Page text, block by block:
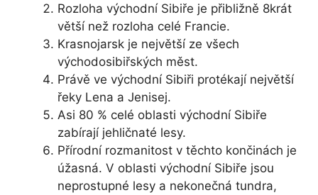
Rozloha východní Sibiře je přibližně 8krát
větší než rozloha celé Francie.
Krasnojarsk je největší ze všech
východosibiřských měst.
Právě ve východní Sibiři protékají největší
řeky Lena a Jenisej.
Asi 80 % celé oblasti východní Sibiře
zabírají jehličnaté lesy.
Přírodní rozmanitost v těchto končinách je
úžasná. V oblasti východní Sibiře jsou
neprostupné lesy a nekonečná tundra,